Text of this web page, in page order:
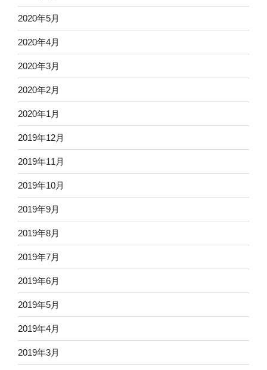
2020年5月
2020年4月
2020年3月
2020年2月
2020年1月
2019年12月
2019年11月
2019年10月
2019年9月
2019年8月
2019年7月
2019年6月
2019年5月
2019年4月
2019年3月